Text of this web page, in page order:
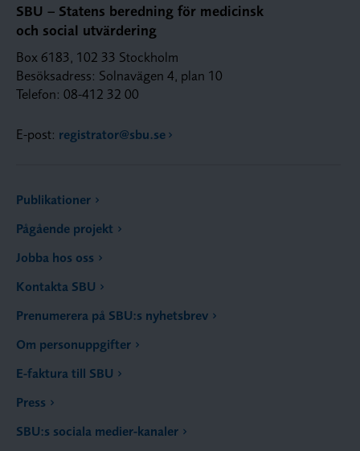
SBU – Statens beredning för medicinsk
och social utvärdering
Box 6183, 102 33 Stockholm
Besöksadress: Solnavägen 4, plan 10
Telefon: 08-412 32 00
E-post: registrator@sbu.se
Publikationer
Pågående projekt
Jobba hos oss
Kontakta SBU
Prenumerera på SBU:s nyhetsbrev
Om personuppgifter
E-faktura till SBU
Press
SBU:s sociala medier-kanaler